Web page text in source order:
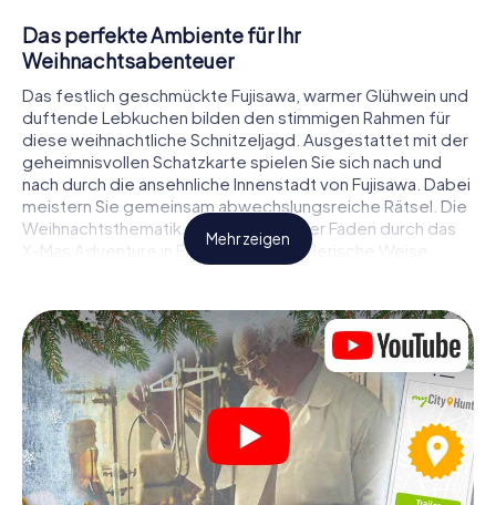
Das perfekte Ambiente für Ihr
Weihnachtsabenteuer
Das festlich geschmückte Fujisawa, warmer Glühwein und
duftende Lebkuchen bilden den stimmigen Rahmen für
diese weihnachtliche Schnitzeljagd. Ausgestattet mit der
geheimnisvollen Schatzkarte spielen Sie sich nach und
nach durch die ansehnliche Innenstadt von Fujisawa. Dabei
meistern Sie gemeinsam abwechslungsreiche Rätsel. Die
Weihnachtsthematik zieht sich als roter Faden durch das
X-Mas Adventure in Fujisawa. Auf spielerische Weise
erfahren Sie faszinierende Anekdoten rund um das
Hinweise richtig zu deuten und anderen Schatzsuchern
stets einen Schritt voraus zu sein?
Der Weihnachtsmarkt von Fujisawa als
Zwischenstopp
Stellen Sie ein kompetentes Team aus Freunden oder
Familienmitgliedern zusammen und begeben Sie sich
gemeinsam auf eine weihnachtliche Rätseltour durch
Mehr zeigen